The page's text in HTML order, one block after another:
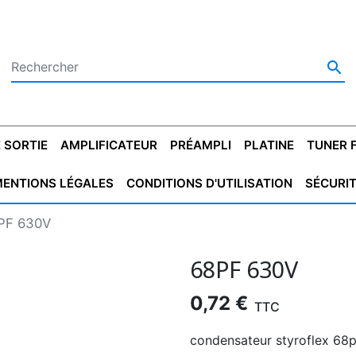

AMPLIFICATEUR PRÉAMPLI PLATINE TUNER
PLATINES VINYLES
LÉGALES CONDITIONS D'UTILISATION
630V
68PF 630V
0,72 € TTC
condensateur styroflex